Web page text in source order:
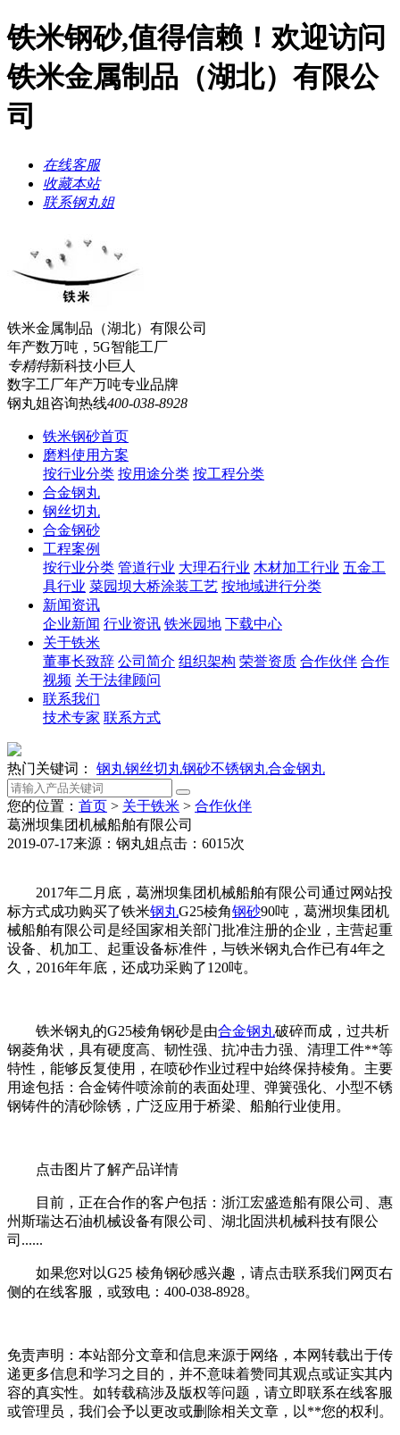
铁米钢砂,值得信赖！欢迎访问
铁米金属制品（湖北）有限公
司
在线客服
收藏本站
联系钢丸姐
铁米金属制品（湖北）有限公司
年产数万吨，5G智能工厂
专精特新科技小巨人
数字工厂年产万吨专业品牌
钢丸姐咨询热线400-038-8928
铁米钢砂首页
磨料使用方案
按行业分类 按用途分类 按工程分类
合金钢丸
钢丝切丸
合金钢砂
工程案例
按行业分类 管道行业 大理石行业 木材加工行业 五金工
具行业 菜园坝大桥涂装工艺 按地域进行分类
新闻资讯
企业新闻 行业资讯 铁米园地 下载中心
关于铁米
董事长致辞 公司简介 组织架构 荣誉资质 合作伙伴 合作
视频 关于法律顾问
联系我们
技术专家 联系方式
热门关键词： 钢丸钢丝切丸钢砂不锈钢丸合金钢丸
您的位置： 首页 > 关于铁米 > 合作伙伴
葛洲坝集团机械船舶有限公司
2019-07-17来源：钢丸姐 点击：6015次
2017年二月底，葛洲坝集团机械船舶有限公司通过网站投
标方式成功购买了铁米钢丸G25棱角钢砂90吨，葛洲坝集团机
械船舶有限公司是经国家相关部门批准注册的企业，主营起重
设备、机加工、起重设备标准件，与铁米钢丸合作已有4年之
久，2016年年底，还成功采购了120吨。
铁米钢丸的G25棱角钢砂是由合金钢丸破碎而成，过共析
钢菱角状，具有硬度高、韧性强、抗冲击力强、清理工件**等
特性，能够反复使用，在喷砂作业过程中始终保持棱角。主要
用途包括：合金铸件喷涂前的表面处理、弹簧强化、小型不锈
钢铸件的清砂除锈，广泛应用于桥梁、船舶行业使用。
点击图片了解产品详情
目前，正在合作的客户包括：浙江宏盛造船有限公司、惠
州斯瑞达石油机械设备有限公司、湖北固洪机械科技有限公
司......
如果您对以G25 棱角钢砂感兴趣，请点击联系我们网页右
侧的在线客服，或致电：400-038-8928。
免责声明：本站部分文章和信息来源于网络，本网转载出于传
递更多信息和学习之目的，并不意味着赞同其观点或证实其内
容的真实性。如转载稿涉及版权等问题，请立即联系在线客服
或管理员，我们会予以更改或删除相关文章，以**您的权利。